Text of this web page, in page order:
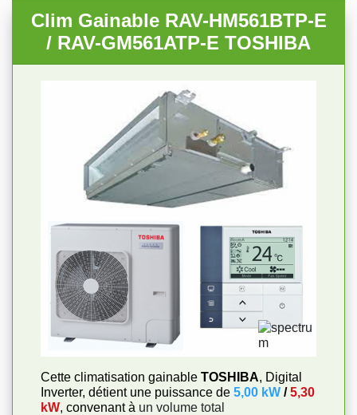
Clim Gainable RAV-HM561BTP-E
/ RAV-GM561ATP-E TOSHIBA
Cette climatisation gainable TOSHIBA, Digital
Inverter, détient une puissance de 5,00 kW /5,30
kW, convenant à un volume total